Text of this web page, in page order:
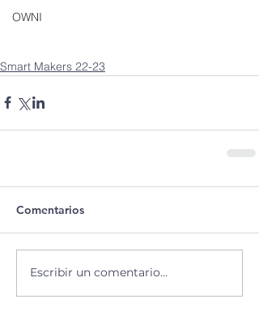
OWNI
Smart Makers 22-23
Comentarios
Escribir un comentario...